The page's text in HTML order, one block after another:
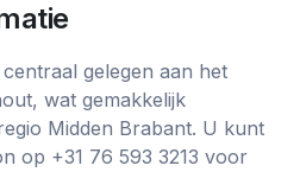
gelegen aan het
wat gemakkelijk
Midden Brabant. U kunt
op +31 76 593 3213 voor